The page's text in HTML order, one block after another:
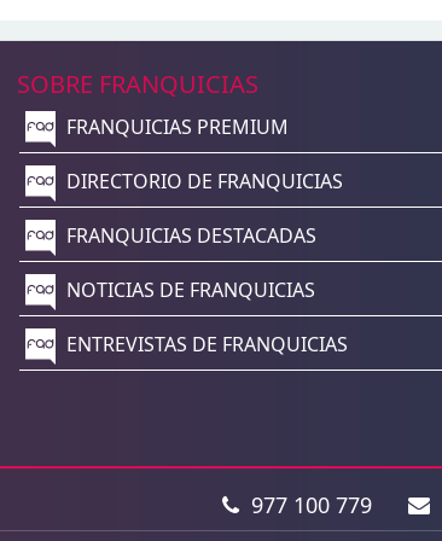
SOBRE FRANQUICIAS
FRANQUICIAS PREMIUM
DIRECTORIO DE FRANQUICIAS
FRANQUICIAS DESTACADAS
NOTICIAS DE FRANQUICIAS
ENTREVISTAS DE FRANQUICIAS
977 100 779